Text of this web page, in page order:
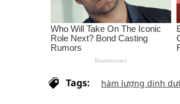
Tags: hàm lượng dinh